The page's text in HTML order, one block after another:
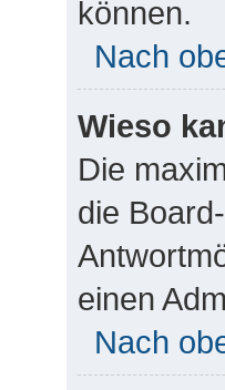
können.
Nach
Wieso
Die
die
einen
Nach